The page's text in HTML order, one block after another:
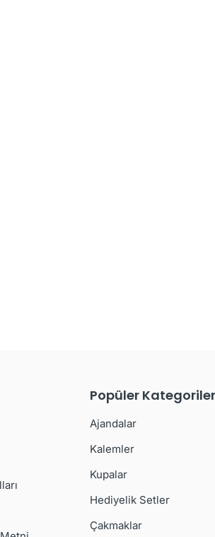
Popüler Kategoriler
Ajandalar
Kalemler
Kupalar
Hediyelik Setler
Çakmaklar